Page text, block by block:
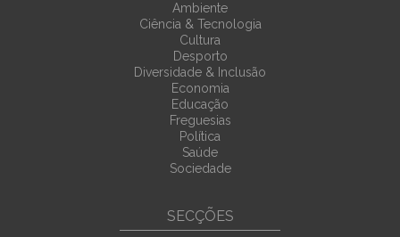
Ambiente
Ciência & Tecnologia
Cultura
Desporto
Diversidade & Inclusão
Economia
Educação
Freguesias
Política
Saúde
Sociedade
SECÇÕES